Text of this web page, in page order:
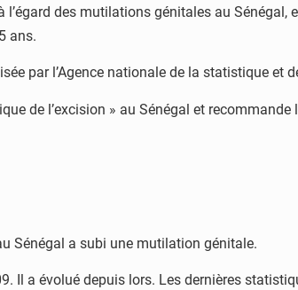
des mutilations génitales au Sénégal,
ans.
par l’Agence nationale de la statistique et
de l’excision » au Sénégal et
Sénégal a subi une mutilation génitale.
a évolué depuis lors. Les dernières